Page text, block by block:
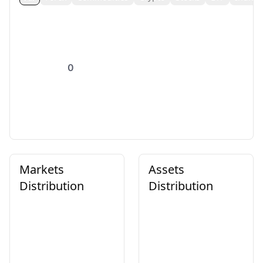
0
Markets
Distribution
Assets
Distribution